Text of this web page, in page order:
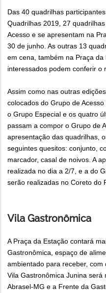
Das 40 quadrilhas
Quadrilhas 2019, 27
Acesso e se apresentam na
30 de junho. As outras 13
em cena, também na Praça
interessados podem conferir o
Assim como nas outras
colocados do Grupo de
o Grupo Especial e os quatro
passam a compor o Grupo de
apresentação das quadrilhas,
seguintes quesitos: conjunto,
marcador, casal de noivos. A
realizada no dia a 2/7, e a do
serão realizadas no Coreto do
Vila Gastronômica
A Praça da Estação contará
Gastronômica, espaço de
ambientado para receber, com
Vila Gastronômica Junina
Abrasel-MG e a Frente da